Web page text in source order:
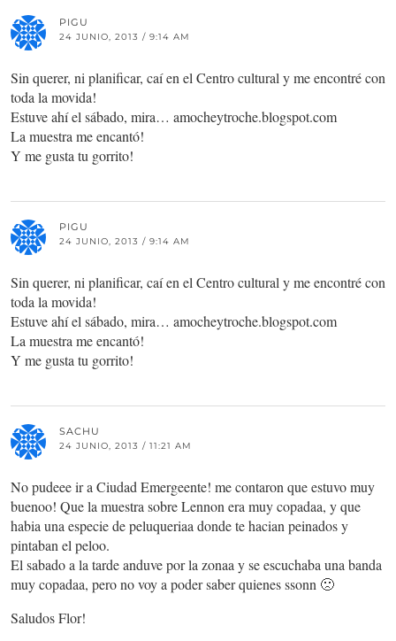
PIGU
24 JUNIO, 2013 / 9:14 AM
Sin querer, ni planificar, caí en el Centro cultural y me encontré con
toda la movida!
Estuve ahí el sábado, mira… amocheytroche.blogspot.com
La muestra me encantó!
Y me gusta tu gorrito!
PIGU
24 JUNIO, 2013 / 9:14 AM
Sin querer, ni planificar, caí en el Centro cultural y me encontré con
toda la movida!
Estuve ahí el sábado, mira… amocheytroche.blogspot.com
La muestra me encantó!
Y me gusta tu gorrito!
SACHU
24 JUNIO, 2013 / 11:21 AM
No pudeee ir a Ciudad Emergeente! me contaron que estuvo muy
buenoo! Que la muestra sobre Lennon era muy copadaa, y que
habia una especie de peluqueriaa donde te hacian peinados y
pintaban el peloo.
El sabado a la tarde anduve por la zonaa y se escuchaba una banda
muy copadaa, pero no voy a poder saber quienes ssonn 🙁
Saludos Flor!